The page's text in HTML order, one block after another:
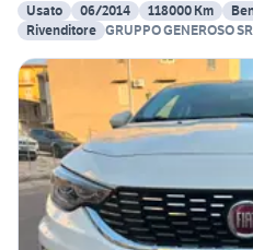
Usato
06/2014 118000 Km
Rivenditore GRUPPO GENEROSO